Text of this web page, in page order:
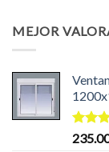
MEJOR